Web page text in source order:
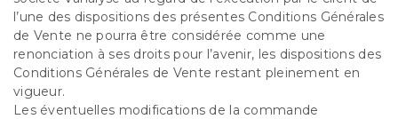
l’une des dispositions des présentes Conditions Générales
de Vente ne pourra être considérée comme une
renonciation à ses droits pour l’avenir, les dispositions des
Conditions Générales de Vente restant pleinement en
vigueur.
Les éventuelles modifications de la commande